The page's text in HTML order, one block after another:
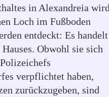
in Alexandreia
Loch im Fußboden
entdeckt: Es handelt
Obwohl sie sich
verpflichtet haben,
zurückzugeben, sind